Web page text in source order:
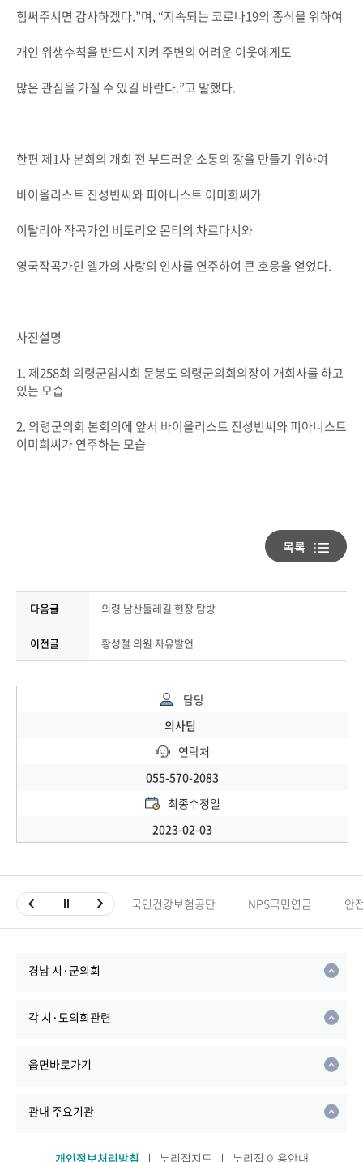
힘써주시면 감사하겠다.”며, “지속되는 코로나19의 종식을 위하여
개인 위생수칙을 반드시 지켜 주변의 어려운 이웃에게도
많은 관심을 가질 수 있길 바란다.”고 말했다.
한편 제1차 본회의 개회 전 부드러운 소통의 장을 만들기 위하여
바이올리스트 진성빈씨와 피아니스트 이미희씨가
이탈리아 작곡가인 비토리오 몬티의 차르다시와
영국작곡가인 엘가의 사랑의 인사를 연주하여 큰 호응을 얻었다.
사진설명
1. 제258회 의령군임시회 문봉도 의령군의회의장이 개회사를 하고
있는 모습
2. 의령군의회 본회의에 앞서 바이올리스트 진성빈씨와 피아니스트
이미희씨가 연주하는 모습
다음글 의령 남산둘레길 현장 탐방
이전글 황성철 의원 자유발언
담당
의사팀
연락처
055-570-2083
최종수정일
2023-02-03
국민건강보험공단 NPS국민연금 안
경남 시·군의회
각 시·도의회관련
읍면바로가기
관내 주요기관
개인정보처리방침 누리집지도 누리집 이용안내